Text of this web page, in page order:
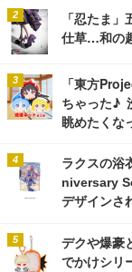
「忍たま
仕草…和の
「東方
ちゃった♪
眺めたくな
ラクスの浴
niversary
デザインさ
デクや爆豪
でかけシリ